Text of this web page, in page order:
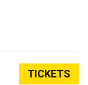
TICKETS